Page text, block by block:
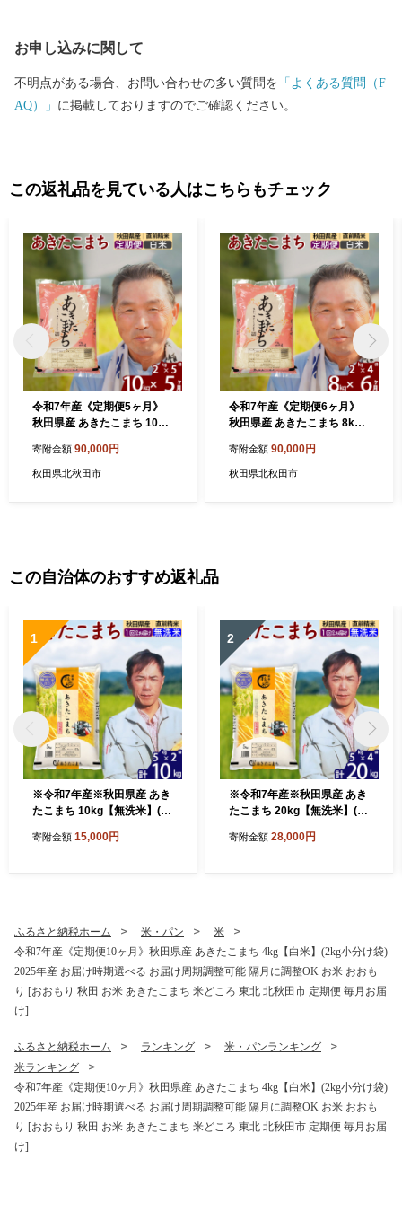
楽しみ方ができるまちです。
お申し込みに関して
不明点がある場合、お問い合わせの多い質問を 「よくある質問（F
AQ）」 に掲載しておりますのでご確認ください。
この返礼品を見ている人はこちらもチェック
令和7年産《定期便5ヶ月》
秋田県産 あきたこまち 10kg
年産 お届け時期選べる お届
け周期調整可能 隔月に調整O
寄附金額 90,000円
秋田県北秋田市
令和7年産《定期便6ヶ月》
秋田県産 あきたこまち 8kg
年産 お届け時期選べる お届
け周期調整可能 隔月に調整O
寄附金額 90,000円
秋田県北秋田市
この自治体のおすすめ返礼品
1
※令和7年産※秋田県産 あき
たこまち 10kg【無洗米】(5k
け】2025年産 お届け時期選
しい おにぎり おむすび お弁
当 白米]
寄附金額 15,000円
2
※令和7年産※秋田県産 あき
たこまち 20kg【無洗米】(5k
け】2025年産 お届け時期選
寄附金額 28,000円
ふるさと納税ホーム 米・パン
米
令和7年産《定期便10ヶ月》秋田県産 あきたこまち 4kg【白米】(2kg小分け袋)
2025年産 お届け時期選べる お届け周期調整可能 隔月に調整OK お米 おおも
り [おおもり 秋田 お米 あきたこまち 米どころ 東北 北秋田市 定期便 毎月お届
け]
ふるさと納税ホーム ランキング
米・パンランキング
米ランキング
令和7年産《定期便10ヶ月》秋田県産 あきたこまち 4kg【白米】(2kg小分け袋)
2025年産 お届け時期選べる お届け周期調整可能 隔月に調整OK お米 おおも
り [おおもり 秋田 お米 あきたこまち 米どころ 東北 北秋田市 定期便 毎月お届
け]